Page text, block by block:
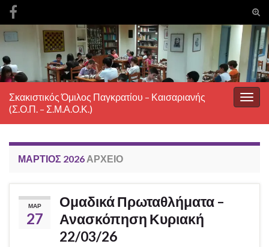
Search for:
Σκακιστικός Όμιλος Παγκρατίου – Καισαριανής
(Σ.Ο.Π. – Σ.Μ.Α.Ο.Κ.)
ΜΆΡΤΙΟΣ 2026 ΑΡΧΕΊΟ
ΜΑΡ
27
Ομαδικά Πρωταθλήματα –
Ανασκόπηση Κυριακή
22/03/26